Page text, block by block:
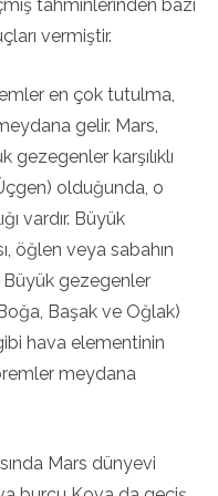
tahminlerinden bazı
vermiştir.
en çok tutulma,
gelir. Mars,
karşılıklı
olduğunda, o
vardır. Büyük
öğlen veya sabahın
gezegenler
Başak ve Oğlak)
hava elementinin
meydana
Mars dünyevi